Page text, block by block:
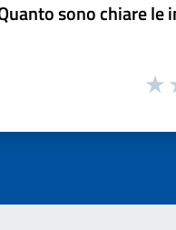
sono chiare le